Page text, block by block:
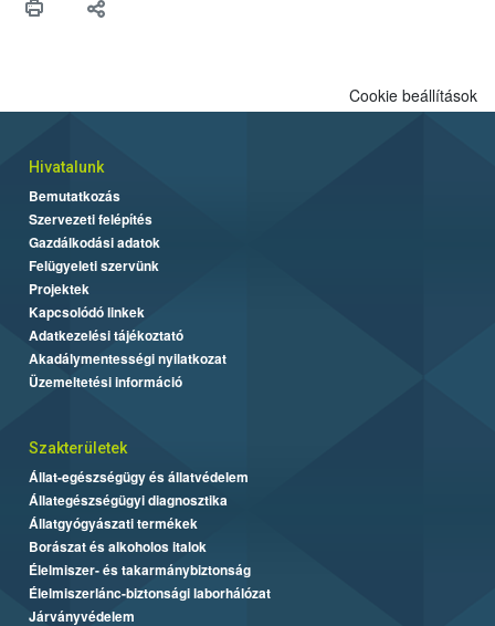
felhasználók számára is elérhető és ökológiai termesztésben is
Cookie beállítások
Hivatalunk
Bemutatkozás
Szervezeti felépítés
Gazdálkodási adatok
Felügyeleti szervünk
Projektek
Kapcsolódó linkek
Adatkezelési tájékoztató
Akadálymentességi nyilatkozat
Üzemeltetési információ
Szakterületek
Állat-egészségügy és állatvédelem
Állategészségügyi diagnosztika
Állatgyógyászati termékek
Borászat és alkoholos italok
Élelmiszer- és takarmánybiztonság
Élelmiszerlánc-biztonsági laborhálózat
Járványvédelem